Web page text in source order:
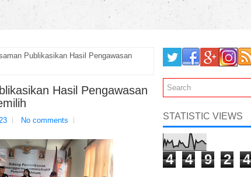
Publikasikan Hasil Pengawasan
Hasil Pengawasan
No comments STATISTIC VIEWS
4 4 9 2 4